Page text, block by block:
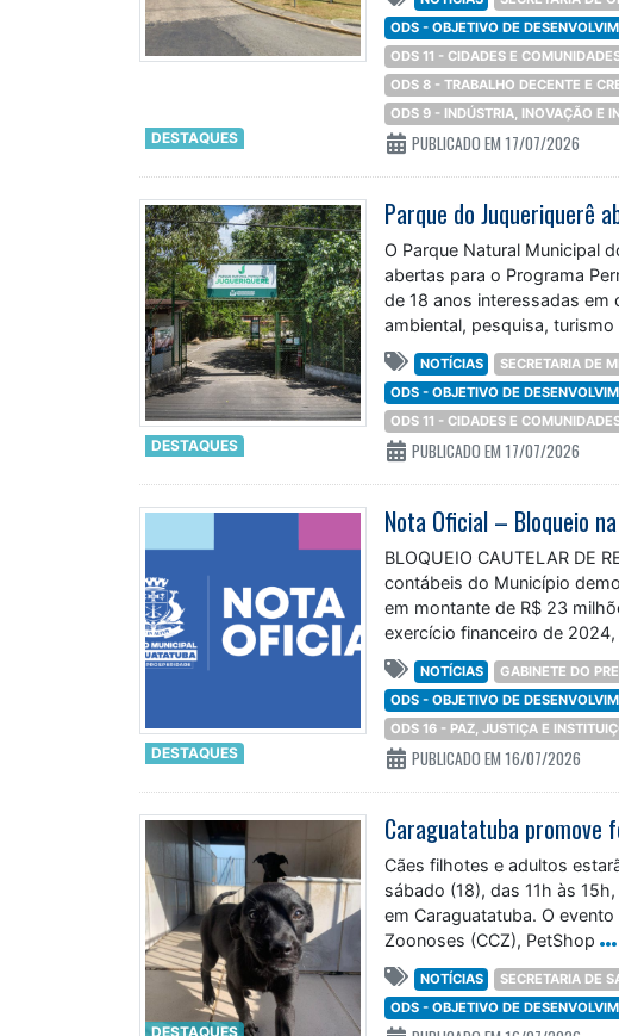
DESTAQUES
ODS - OBJETIVO DE
ODS 11 - CIDADES E
ODS 8 - TRABALHO DECENTE E
ODS 9 - INDÚSTRIA, INOVAÇÃO E
PUBLICADO EM 17/07/2026
DESTAQUES
Parque do Juqueriquerê
O Parque Natural Municipal
abertas para o Programa
de 18 anos interessadas em
ambiental, pesquisa,
conservação. As vagas
NOTÍCIAS
SECRETARIA DE
ODS - OBJETIVO DE
ODS 11 - CIDADES E
PUBLICADO EM 17/07/2026
DESTAQUES
Nota Oficial – Bloqueio
BLOQUEIO CAUTELAR DE
contábeis do Município
em montante de R$ 23
exercício financeiro de
população que
NOTÍCIAS
GABINETE DO
ODS - OBJETIVO DE
ODS 16 - PAZ, JUSTIÇA E
PUBLICADO EM 16/07/2026
DESTAQUES
Caraguatatuba promove
Cães filhotes e adultos
sábado (18), das 11h às
em Caraguatatuba. O
Zoonoses (CCZ), PetShop
NOTÍCIAS
SECRETARIA DE
ODS - OBJETIVO DE
PUBLICADO EM 16/07/2026